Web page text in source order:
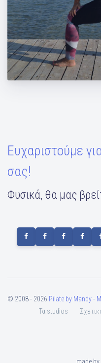
Τα Pilates By
Λαγονησι
Ευχαριστούμε
σας!
Φυσικά, θα μας
© 2008 - 2026 Pilate by Mandy -
Τα studios
made by